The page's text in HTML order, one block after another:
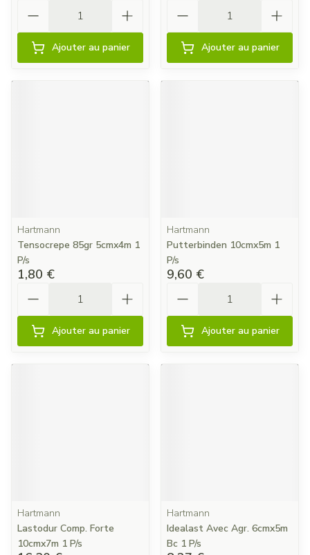
Ajouter au panier Ajouter au panier
Hartmann
Tensocrepe 85gr 5cmx4m 1
P/s
1,80 €
Ajouter au panier
Hartmann
Putterbinden 10cmx5m 1
P/s
9,60 €
Ajouter au panier
Hartmann
Lastodur Comp. Forte
10cmx7m 1 P/s
Hartmann
Idealast Avec Agr. 6cmx5m
Bc 1 P/s